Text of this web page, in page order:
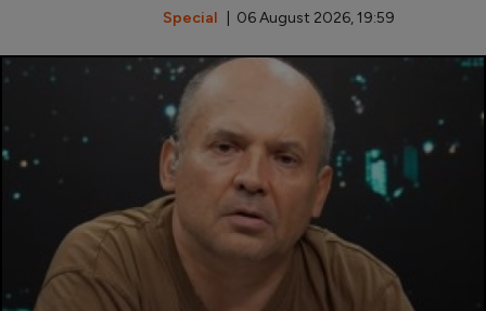
Special | 06 August 2026, 19:59